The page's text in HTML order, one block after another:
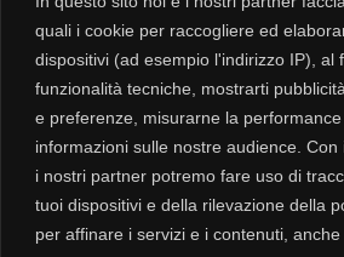
quali i cookie per raccogliere ed
dispositivi (ad esempio l'indirizzo IP), al
funzionalità tecniche, mostrarti
e preferenze, misurarne la
informazioni sulle nostre audience.
i nostri partner potremo fare uso di
tuoi dispositivi e della rilevazione della
per affinare i servizi e i contenuti,
Contatti
Newsletter